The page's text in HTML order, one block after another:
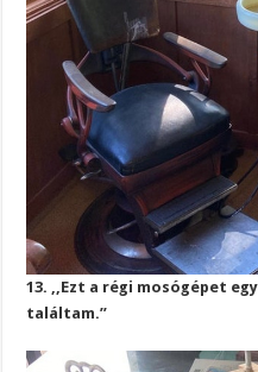
13. ,,Ezt a régi mosógépet
találtam.”